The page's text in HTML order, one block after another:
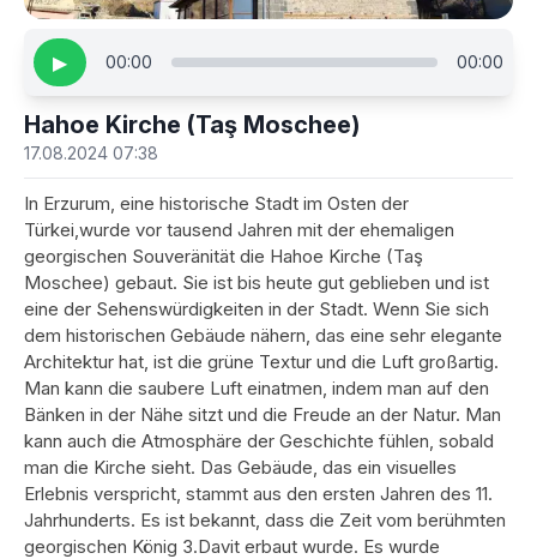
▶ 00:00 00:00
Hahoe Kirche (Taş Moschee)
17.08.2024 07:38
In Erzurum, eine historische Stadt im Osten der
Türkei,wurde vor tausend Jahren mit der ehemaligen
georgischen Souveränität die Hahoe Kirche (Taş
Moschee) gebaut. Sie ist bis heute gut geblieben und ist
eine der Sehenswürdigkeiten in der Stadt. Wenn Sie sich
dem historischen Gebäude nähern, das eine sehr elegante
Architektur hat, ist die grüne Textur und die Luft großartig.
Man kann die saubere Luft einatmen, indem man auf den
Bänken in der Nähe sitzt und die Freude an der Natur. Man
kann auch die Atmosphäre der Geschichte fühlen, sobald
man die Kirche sieht. Das Gebäude, das ein visuelles
Erlebnis verspricht, stammt aus den ersten Jahren des 11.
Jahrhunderts. Es ist bekannt, dass die Zeit vom berühmten
georgischen König 3.Davit erbaut wurde. Es wurde